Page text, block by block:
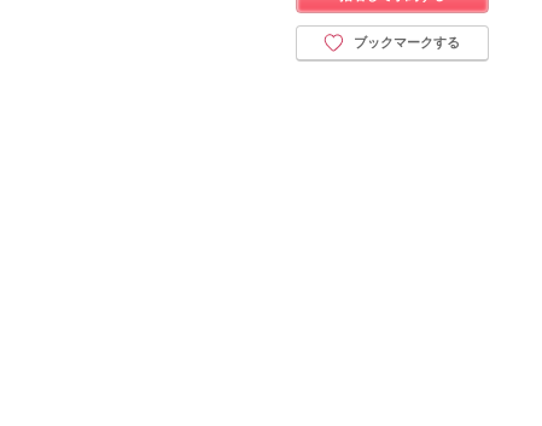
ブックマークする